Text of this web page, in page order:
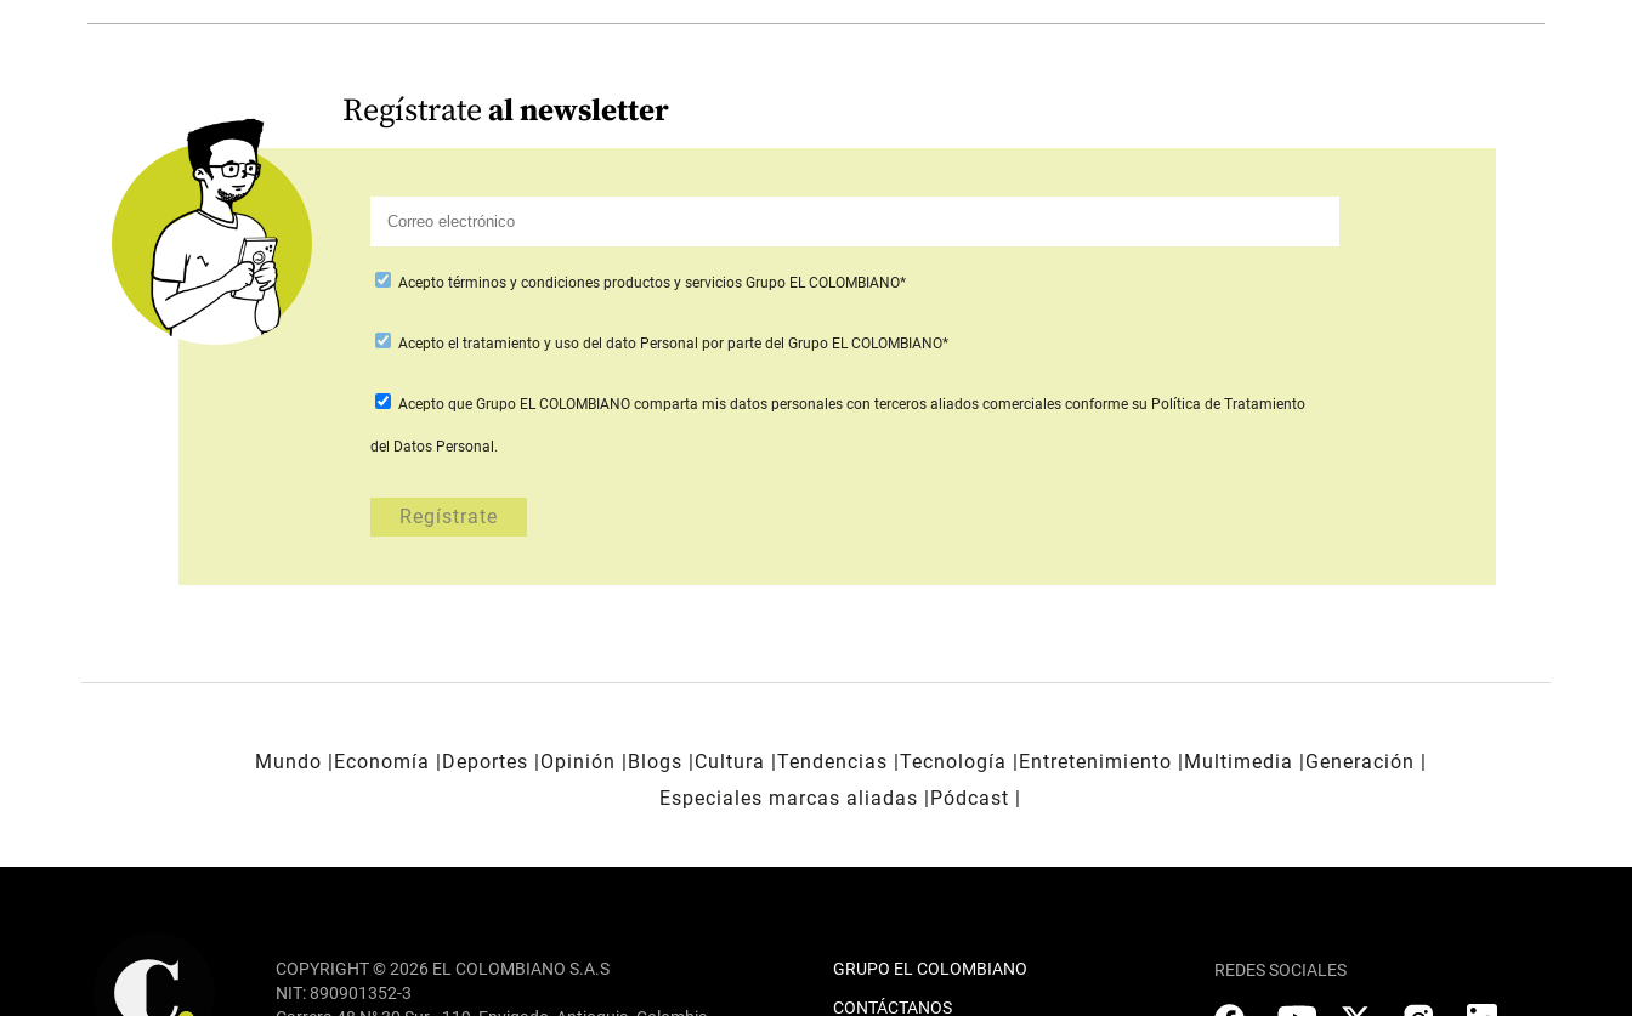
Regístrateal newsletter
Acepto términos y condiciones productos y servicios Grupo EL COLOMBIANO*
Aceptoel tratamiento y uso del dato Personal por parte del Grupo EL COLOMBIANO*
Acepto que Grupo EL COLOMBIANO comparta mis datos personales con terceros aliados comercialesconforme su Política de Tratamiento
del Datos Personal.
Mundo Economía Deportes Opinión Blogs Cultura Tendencias Tecnología Entretenimiento Multimedia
Generación
Especiales marcas aliadas
Pódcast
COPYRIGHT © 2026 EL COLOMBIANO S.A.S
NIT: 890901352-3
GRUPO EL COLOMBIANO
CONTÁCTANOS
REDES SOCIALES